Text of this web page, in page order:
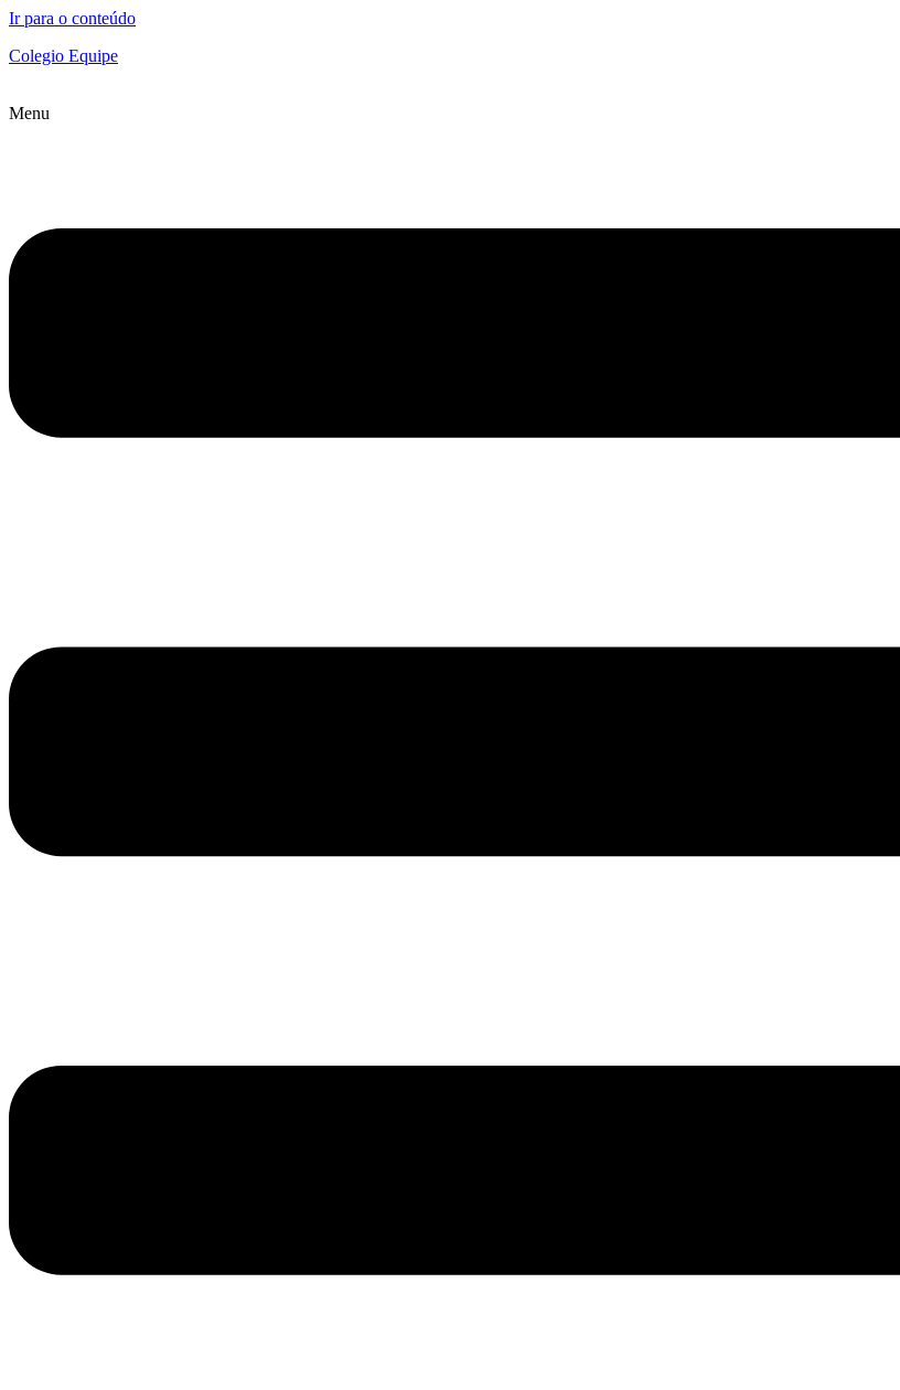
Ir para o conteúdo
Colegio Equipe
Menu